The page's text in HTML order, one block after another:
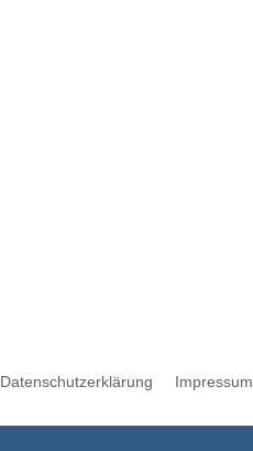
Datenschutzerklärung Impressum